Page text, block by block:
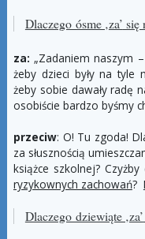
Dlaczego ósme ‚za’ się
za: „Zadaniem naszym
żeby dzieci były na tyle
żeby sobie dawały radę
osobiście bardzo byśmy
przeciw: O! Tu zgoda!
za słusznością
książce szkolnej?
ryzykownych zachowań?
Dlaczego dziewiąte ‚za’